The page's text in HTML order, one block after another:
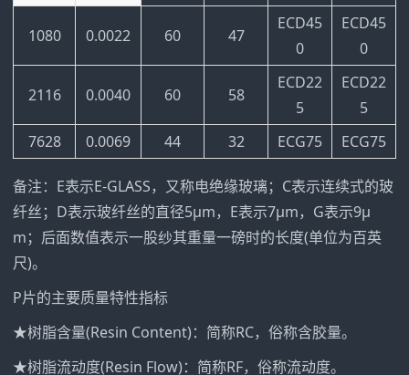
1080 0.0022 60 47
ECD45
0
ECD45
0
2116 0.0040 60 58
ECD22
5
ECD22
5
7628
0.0069 44 32 ECG75 ECG75
备注：E表示E-GLASS，又称电绝缘玻璃；C表示连续式的玻
纤丝；D表示玻纤丝的直径5μm，E表示7μm，G表示9μ
m；后面数值表示一股纱其重量一磅时的长度(单位为百英
尺)。
P片的主要质量特性指标
★树脂含量(Resin Content)：简称RC，俗称含胶量。
★树脂流动度(Resin Flow)：简称RF，俗称流动度。